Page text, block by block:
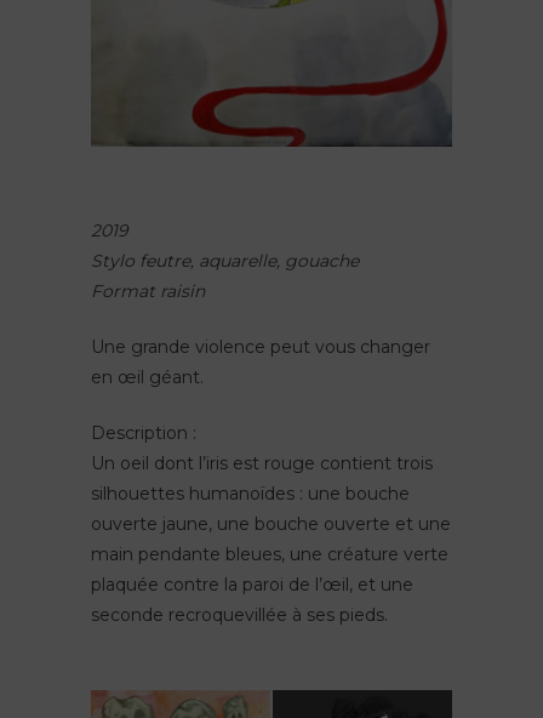
2019
Stylo feutre, aquarelle, gouache
Format raisin
Une grande violence peut vous changer
en œil géant.
Description :
Un oeil dont l’iris est rouge contient trois
silhouettes humanoïdes : une bouche
ouverte jaune, une bouche ouverte et une
main pendante bleues, une créature verte
plaquée contre la paroi de l’œil, et une
seconde recroquevillée à ses pieds.